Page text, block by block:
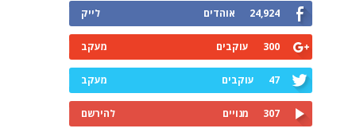
24,924 אוהדים לייק
300 עוקבים מעקב
47 עוקבים מעקב
307 מנויים להירשם